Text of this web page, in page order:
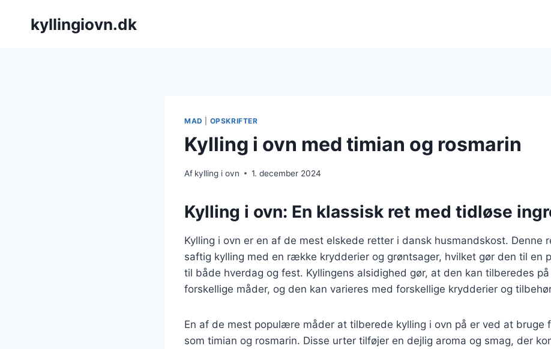
kyllingiovn.dk
MAD OPSKRIFTER
Kylling i ovn med timian og rosmarin
Af kylling i ovn 1. december 2024
Kylling i ovn: En klassisk ret med tidløse
Kylling i ovn er en af de mest elskede retter i dansk husmandskost. Denne
saftig kylling med en række krydderier og grøntsager, hvilket gør den til en
til både hverdag og fest. Kyllingens alsidighed gør, at den kan tilberedes på
forskellige måder, og den kan varieres med forskellige krydderier og
En af de mest populære måder at tilberede kylling i ovn på er ved at bruge
som timian og rosmarin. Disse urter tilføjer en dejlig aroma og smag, der